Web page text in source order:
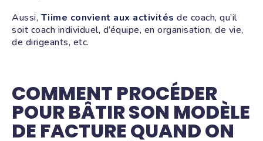
Aussi, Tiime convient aux activités de coach, qu’il
soit coach individuel, d’équipe, en organisation, de vie,
de dirigeants, etc.
COMMENT PROCÉDER
POUR BÂTIR SON MODÈLE
DE FACTURE QUAND ON